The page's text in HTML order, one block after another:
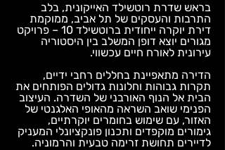
בראש שדרת רוטשילד האייקונית, בלב
התרבות והעסקים של תל אביב, ממוקמת
דירת יוקרה ייחודית ברוטשילד 10 – פרויקט
מגורים יוצא דופן המשלב בין היסטוריה
עירונית לאורח חיים עכשווי.
הדירה מתאפיינת בחללים רחבי ידיים,
תקרות גבוהות וחלונות גדולים הפותחים את
הבית אל הנוף האורבני של השדרה. העיצוב
הפנימי שואב השראה מהאופי האלגנטי של
האזור, עם שימוש בחומרים יוקרתיים,
גימורים מוקפדים ותכנון פונקציונלי המעניק
לדיירים תחושת זרימה טבעית והרמוניה.